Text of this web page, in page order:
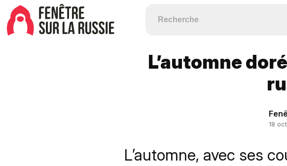
L’automne
18
L’automne, avec ses